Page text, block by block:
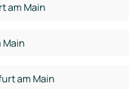
am Main
Main
am Main